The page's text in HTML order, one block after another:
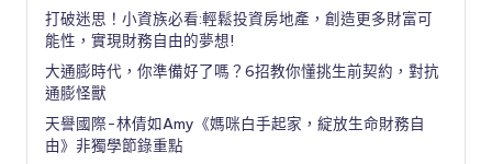
打破迷思！小資族必看:輕鬆投資房地產，創造更多財富可
能性，實現財務自由的夢想!
大通膨時代，你準備好了嗎？6招教你懂挑生前契約，對抗
通膨怪獸
天譽國際-林倩如Amy《媽咪白手起家，綻放生命財務自
由》非獨學節錄重點